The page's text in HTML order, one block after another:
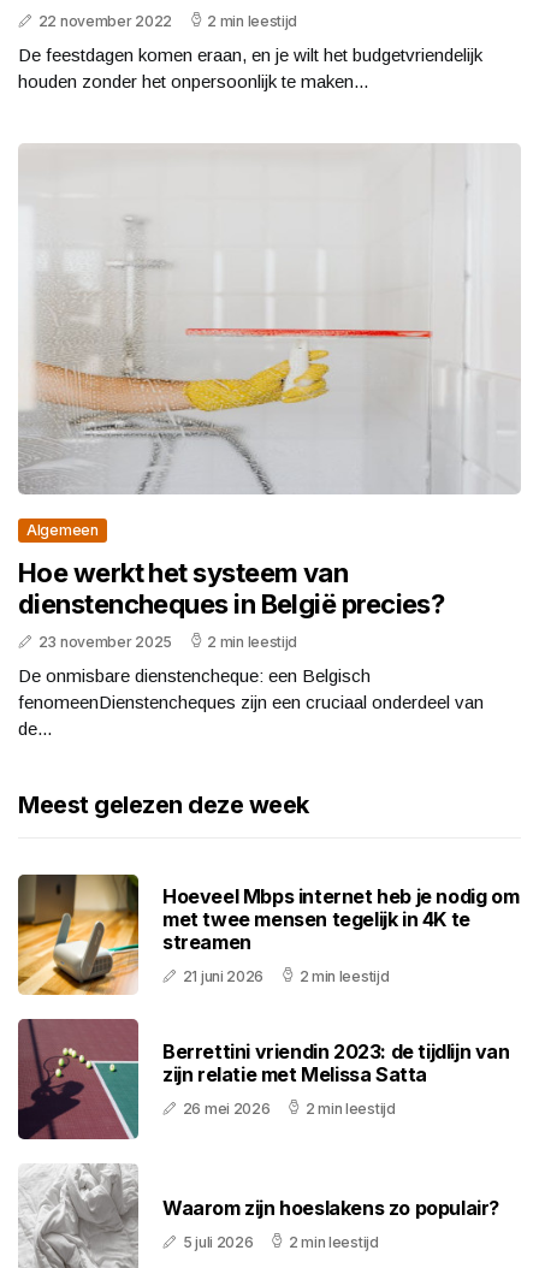
22 november 2022 2 min leestijd
De feestdagen komen eraan, en je wilt het budgetvriendelijk
houden zonder het onpersoonlijk te maken...
Algemeen
Hoe werkt het systeem van
dienstencheques in België precies?
23 november 2025 2 min leestijd
De onmisbare dienstencheque: een Belgisch
fenomeenDienstencheques zijn een cruciaal onderdeel van
de...
Meest gelezen deze week
Hoeveel Mbps internet heb je nodig om
met twee mensen tegelijk in 4K te
streamen
21 juni 2026 2 min leestijd
Berrettini vriendin 2023: de tijdlijn van
zijn relatie met Melissa Satta
26 mei 2026 2 min leestijd
Waarom zijn hoeslakens zo populair?
5 juli 2026 2 min leestijd